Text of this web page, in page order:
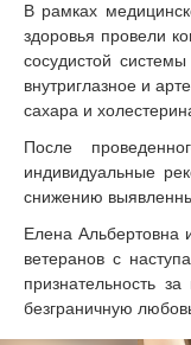
В рамках
здоровья провели
сосудистой
внутриглазное и
сахара и
После
индивидуальные
снижению
Елена Альбертовна
ветеранов с
признательность
безграничную